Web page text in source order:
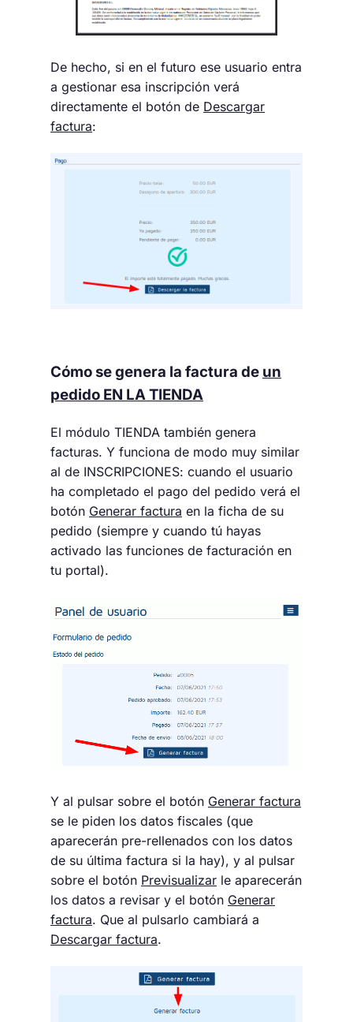
De hecho, si en el futuro ese usuario entra
a gestionar esa inscripción verá
directamente el botón de Descargar
factura:
Cómo se genera la factura de un
pedido EN LA TIENDA
El módulo TIENDA también genera
facturas. Y funciona de modo muy similar
al de INSCRIPCIONES: cuando el usuario
ha completado el pago del pedido verá el
botón Generar factura en la ficha de su
pedido (siempre y cuando tú hayas
activado las funciones de facturación en
tu portal).
Y al pulsar sobre el botón Generar factura
se le piden los datos fiscales (que
aparecerán pre-rellenados con los datos
de su última factura si la hay), y al pulsar
sobre el botón Previsualizar le aparecerán
los datos a revisar y el botón Generar
factura. Que al pulsarlo cambiará a
Descargar factura.